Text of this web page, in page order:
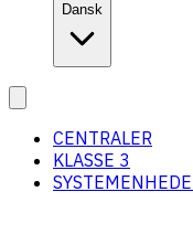
Dansk
CENTRALER
KLASSE 3